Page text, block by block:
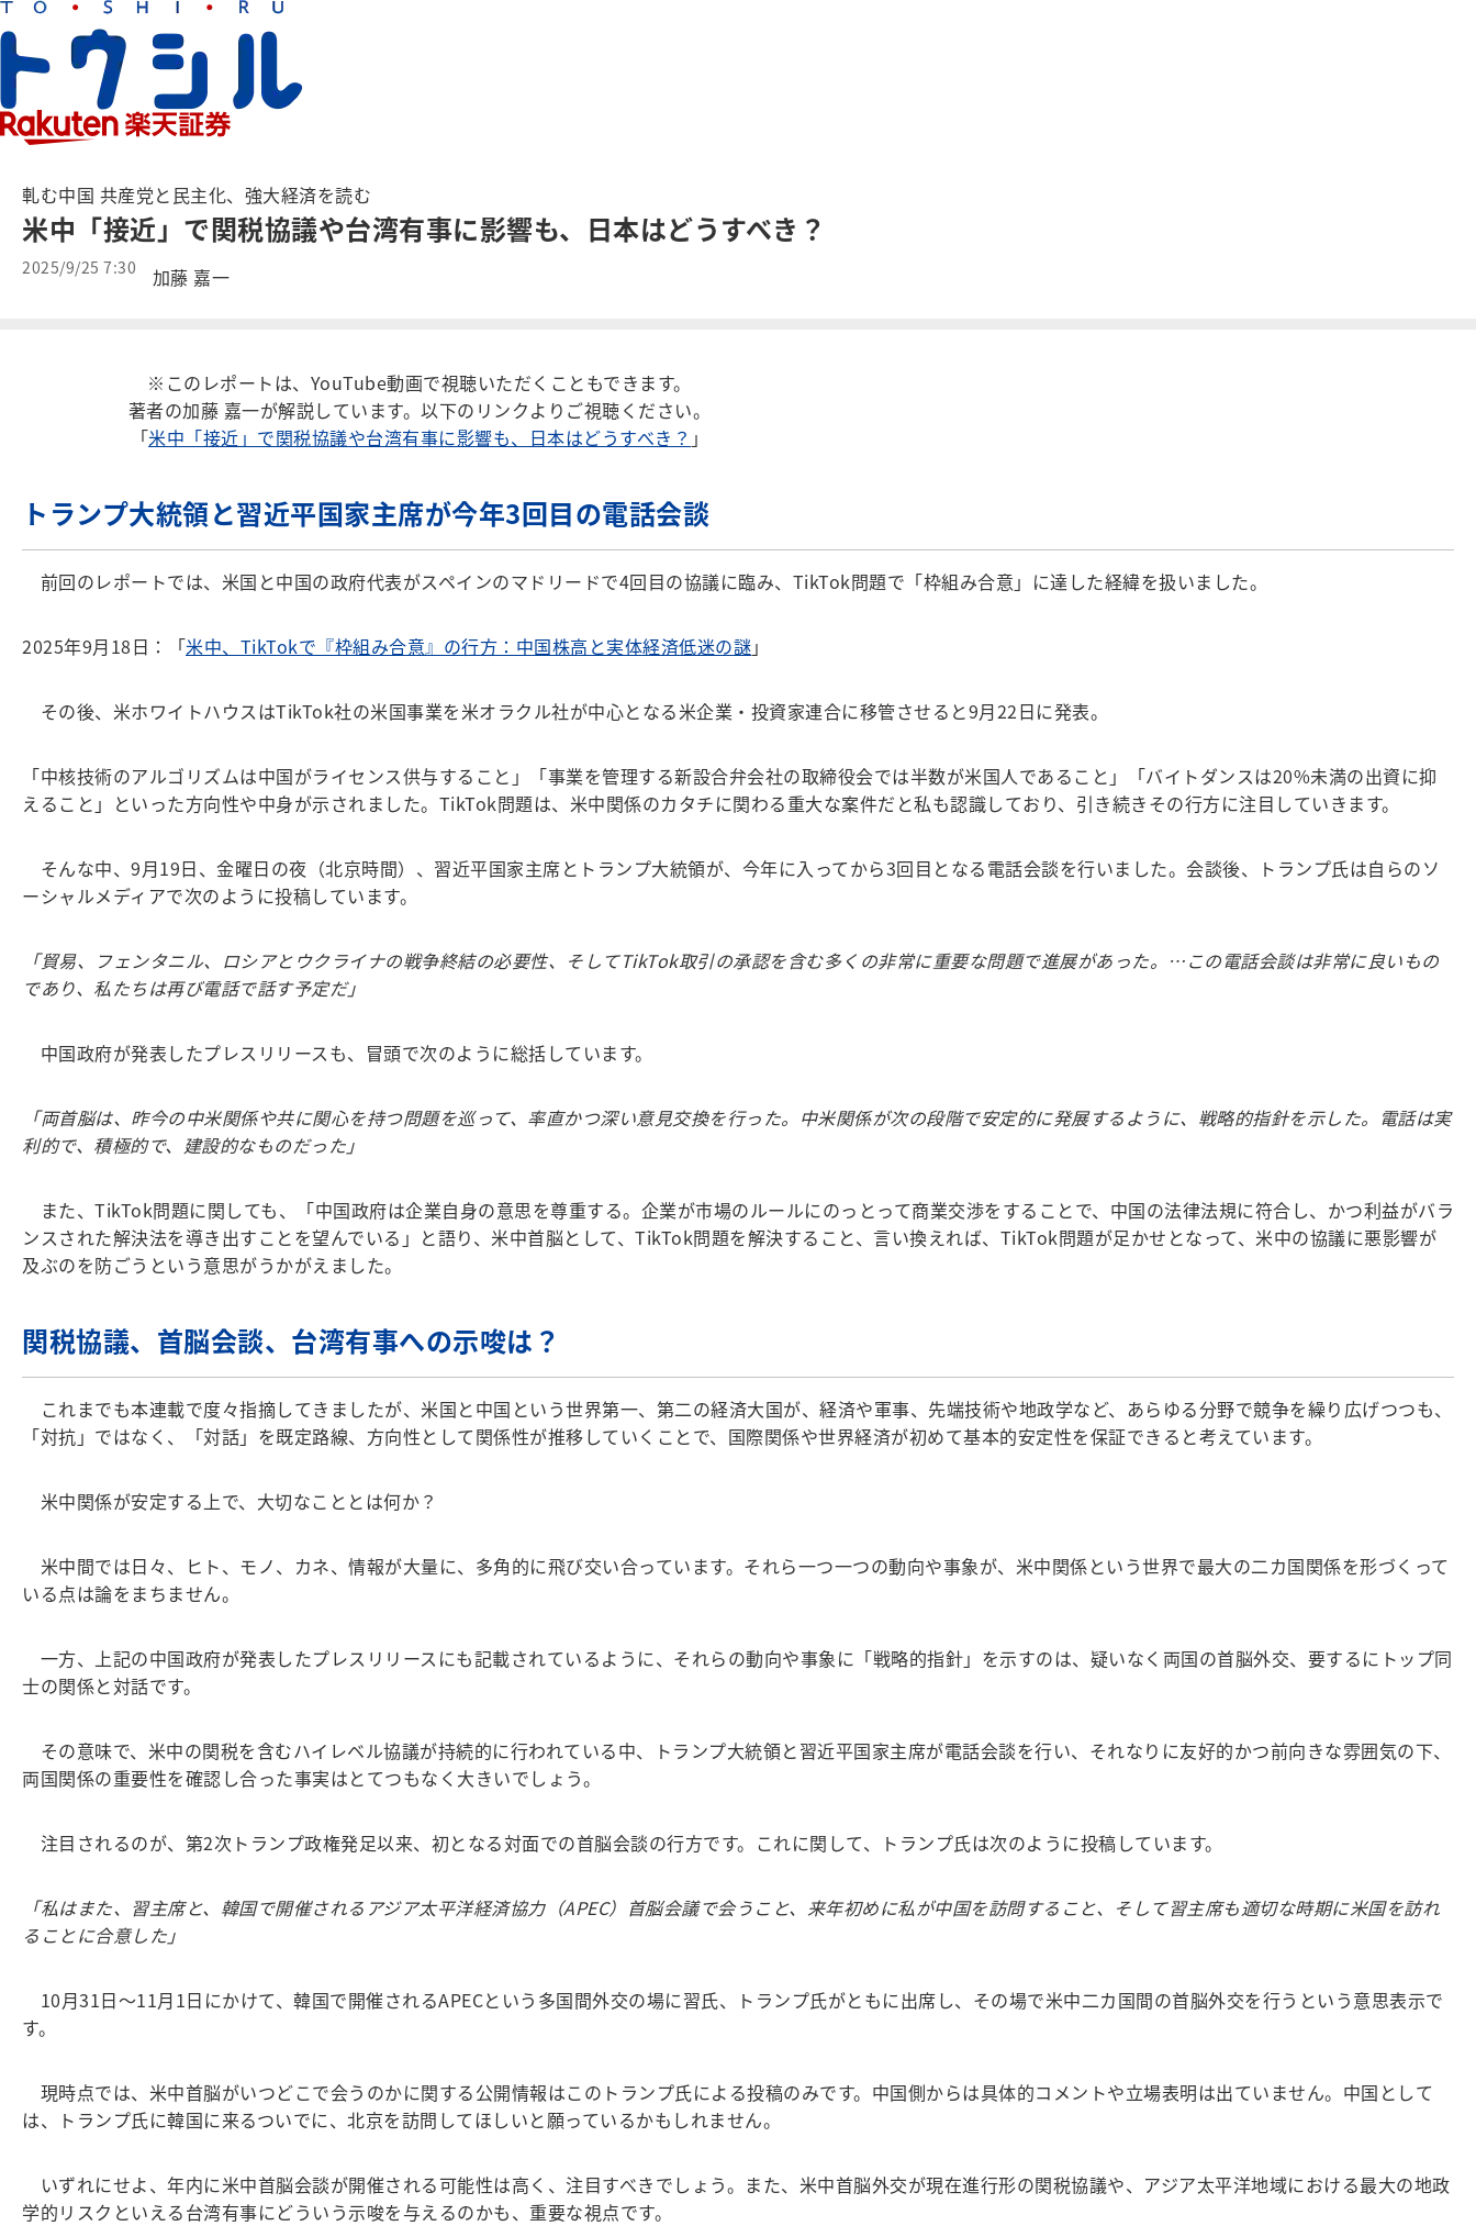
軋む中国 共産党と民主化、強大経済を読む
米中「接近」で関税協議や台湾有事に影響も、日本はどうすべき？
2025/9/25 7:30 加藤 嘉一
※このレポートは、YouTube動画で視聴いただくこともできます。
著者の加藤 嘉一が解説しています。以下のリンクよりご視聴ください。
「米中「接近」で関税協議や台湾有事に影響も、日本はどうすべき？ 」
トランプ大統領と習近平国家主席が今年3回目の電話会談
前回のレポートでは、米国と中国の政府代表がスペインのマドリードで4回目の協議に臨み、TikTok問題で「枠組み合意」に達した経緯を扱いました。
2025年9月18日：「米中、TikTokで『枠組み合意』の行方：中国株高と実体経済低迷の謎」
その後、米ホワイトハウスはTikTok社の米国事業を米オラクル社が中心となる米企業・投資家連合に移管させると9月22日に発表。
「中核技術のアルゴリズムは中国がライセンス供与すること」「事業を管理する新設合弁会社の取締役会では半数が米国人であること」「バイトダンスは20%未満の出資に抑
えること」といった方向性や中身が示されました。TikTok問題は、米中関係のカタチに関わる重大な案件だと私も認識しており、引き続きその行方に注目していきます。
そんな中、9月19日、金曜日の夜（北京時間）、習近平国家主席とトランプ大統領が、今年に入ってから3回目となる電話会談を行いました。会談後、トランプ氏は自らのソ
ーシャルメディアで次のように投稿しています。
「貿易、フェンタニル、ロシアとウクライナの戦争終結の必要性、そしてTikTok取引の承認を含む多くの非常に重要な問題で進展があった。…この電話会談は非常に良いもの
であり、私たちは再び電話で話す予定だ」
中国政府が発表したプレスリリースも、冒頭で次のように総括しています。
「両首脳は、昨今の中米関係や共に関心を持つ問題を巡って、率直かつ深い意見交換を行った。中米関係が次の段階で安定的に発展するように、戦略的指針を示した。電話は実
利的で、積極的で、建設的なものだった」
また、TikTok問題に関しても、「中国政府は企業自身の意思を尊重する。企業が市場のルールにのっとって商業交渉をすることで、中国の法律法規に符合し、かつ利益がバラ
ンスされた解決法を導き出すことを望んでいる」と語り、米中首脳として、TikTok問題を解決すること、言い換えれば、TikTok問題が足かせとなって、米中の協議に悪影響が
及ぶのを防ごうという意思がうかがえました。
関税協議、首脳会談、台湾有事への示唆は？
これまでも本連載で度々指摘してきましたが、米国と中国という世界第一、第二の経済大国が、経済や軍事、先端技術や地政学など、あらゆる分野で競争を繰り広げつつも、
「対抗」ではなく、「対話」を既定路線、方向性として関係性が推移していくことで、国際関係や世界経済が初めて基本的安定性を保証できると考えています。
米中関係が安定する上で、大切なこととは何か？
米中間では日々、ヒト、モノ、カネ、情報が大量に、多角的に飛び交い合っています。それら一つ一つの動向や事象が、米中関係という世界で最大の二カ国関係を形づくって
いる点は論をまちません。
一方、上記の中国政府が発表したプレスリリースにも記載されているように、それらの動向や事象に「戦略的指針」を示すのは、疑いなく両国の首脳外交、要するにトップ同
士の関係と対話です。
その意味で、米中の関税を含むハイレベル協議が持続的に行われている中、トランプ大統領と習近平国家主席が電話会談を行い、それなりに友好的かつ前向きな雰囲気の下、
両国関係の重要性を確認し合った事実はとてつもなく大きいでしょう。
注目されるのが、第2次トランプ政権発足以来、初となる対面での首脳会談の行方です。これに関して、トランプ氏は次のように投稿しています。
「私はまた、習主席と、韓国で開催されるアジア太平洋経済協力（APEC）首脳会議で会うこと、来年初めに私が中国を訪問すること、そして習主席も適切な時期に米国を訪れ
ることに合意した」
10月31日～11月1日にかけて、韓国で開催されるAPECという多国間外交の場に習氏、トランプ氏がともに出席し、その場で米中二カ国間の首脳外交を行うという意思表示で
す。
現時点では、米中首脳がいつどこで会うのかに関する公開情報はこのトランプ氏による投稿のみです。中国側からは具体的コメントや立場表明は出ていません。中国として
は、トランプ氏に韓国に来るついでに、北京を訪問してほしいと願っているかもしれません。
いずれにせよ、年内に米中首脳会談が開催される可能性は高く、注目すべきでしょう。また、米中首脳外交が現在進行形の関税協議や、アジア太平洋地域における最大の地政
学的リスクといえる台湾有事にどういう示唆を与えるのかも、重要な視点です。